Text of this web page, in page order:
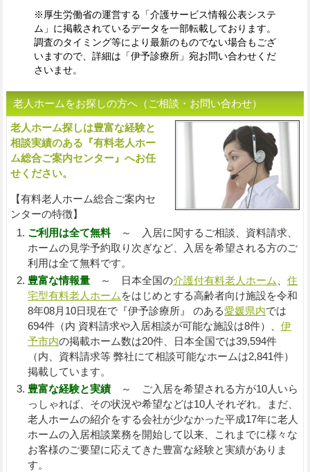
※厚生労働省の運営する「介護サービス情報公表システ
ム」に掲載されているデータを一部転載しております。
調査のタイミング等により最新のものでない場合もござ
いますので、詳細は「伊予診療所」宛お問い合わせくだ
さいませ。
老人ホームをお探しの方へ（ご相談・お問い合わせ）
老人ホーム探しは豊富な経験と
相談実績のある『有料老人ホー
ム総合ご案内センター』へお任
せください。
【有料老人ホーム総合ご案内セ
ンターの特徴】
ご利用は全て無料～ 入居に関するご相談、資料請求、
ホームの見学予約取り次ぎなど、入居を希望される方のご
利用は全て無料です。
豊富な情報量～ 日本全国の介護付有料老人ホーム
住
宅型有料老人ホーム をはじめとする高齢者向け施設を令和
8年08月10日現在で『伊予診療所』 のある愛媛県内では
694件（内 資料請求や入居相談が可能な施設は8件）、 伊
予市内の掲載ホーム数は20件、日本全国では39,594件
（内、資料請求等 弊社にて相談可能なホームは2,841件）
掲載しています。
豊富な経験と実績～ ご入居を希望される方が10人いら
っしゃれば、その状況や希望などは10人それぞれ。まだ、
老人ホームの紹介をする会社が少なかった平成17年に老人
ホームの入居相談業務を開始して以来、これまでに様々な
お客様のご要望に応えてきた豊富な経験と実績がありま
す。